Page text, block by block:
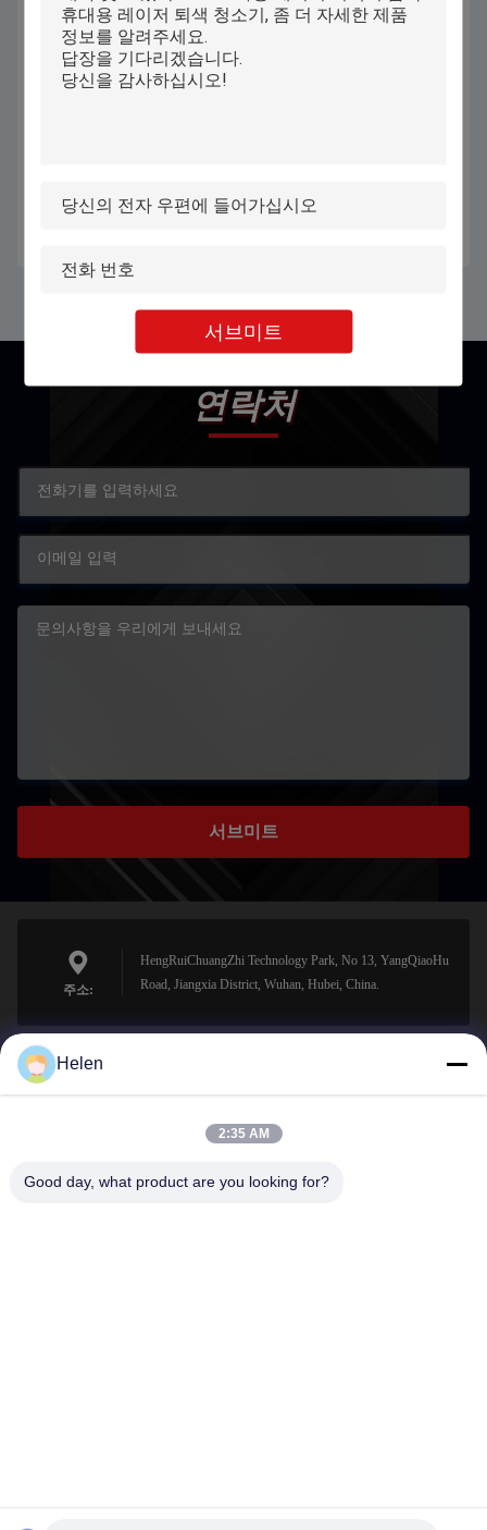
서브미트
각 기계
연락처
서브미트
주소:
HengRuiChuangZhi Technology Park, No 13, YangQiaoHu
Road, Jiangxia District, Wuhan, Hubei, China.
sales@perfectlaser.net
Helen
2:35 AM
Good day, what product are you looking for?